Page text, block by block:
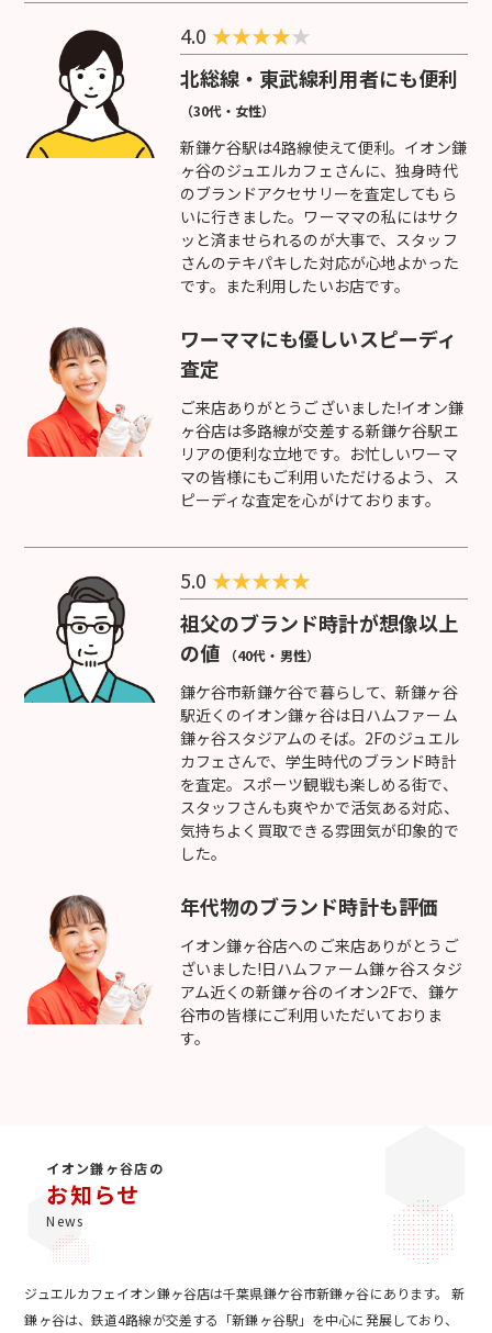
4.0 ★★★★★
北総線・東武線利用者にも便利
（30代・女性）
新鎌ケ谷駅は4路線使えて便利。イオン鎌
ヶ谷のジュエルカフェさんに、独身時代
のブランドアクセサリーを査定してもら
いに行きました。ワーママの私にはサク
ッと済ませられるのが大事で、スタッフ
さんのテキパキした対応が心地よかった
です。また利用したいお店です。
ワーママにも優しいスピーディ
査定
ご来店ありがとうございました!イオン鎌
ヶ谷店は多路線が交差する新鎌ケ谷駅エ
リアの便利な立地です。お忙しいワーマ
マの皆様にもご利用いただけるよう、ス
ピーディな査定を心がけております。
5.0 ★★★★★
祖父のブランド時計が想像以上
の値
（40代・男性）
鎌ケ谷市新鎌ケ谷で暮らして、新鎌ヶ谷
駅近くのイオン鎌ヶ谷は日ハムファーム
鎌ヶ谷スタジアムのそば。2Fのジュエル
カフェさんで、学生時代のブランド時計
を査定。スポーツ観戦も楽しめる街で、
スタッフさんも爽やかで活気ある対応、
気持ちよく買取できる雰囲気が印象的で
した。
年代物のブランド時計も評価
イオン鎌ヶ谷店へのご来店ありがとうご
ざいました!日ハムファーム鎌ヶ谷スタジ
アム近くの新鎌ヶ谷のイオン2Fで、鎌ケ
谷市の皆様にご利用いただいておりま
す。
イオン鎌ヶ谷店の
お知らせ
News
ジュエルカフェイオン鎌ヶ谷店は千葉県鎌ケ谷市新鎌ヶ谷にあります。 新
鎌ヶ谷は、鉄道4路線が交差する「新鎌ヶ谷駅」を中心に発展しており、